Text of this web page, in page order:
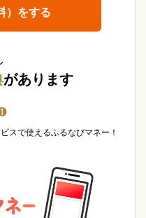
）をする
があります
スで使えるふるなびマネー！